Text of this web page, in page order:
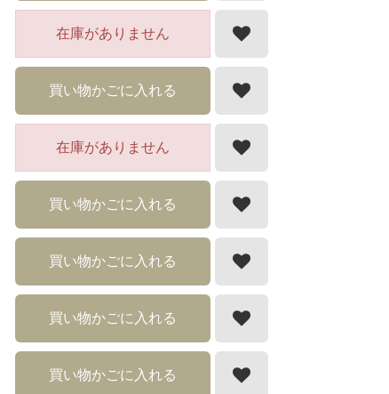
在庫がありません
買い物かごに入れる
在庫がありません
買い物かごに入れる
買い物かごに入れる
買い物かごに入れる
買い物かごに入れる